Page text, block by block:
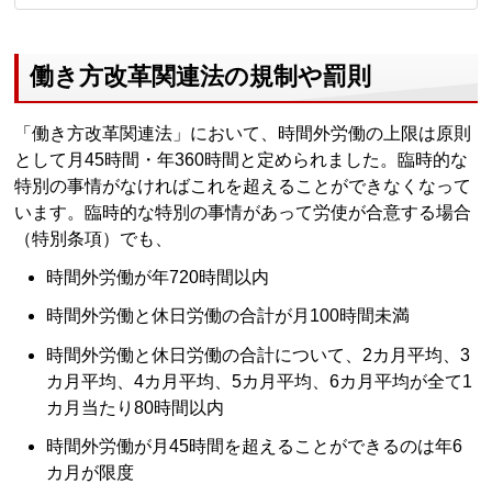
働き方改革関連法の規制や罰則
「働き方改革関連法」において、時間外労働の上限は原則
として月45時間・年360時間と定められました。臨時的な
特別の事情がなければこれを超えることができなくなって
います。臨時的な特別の事情があって労使が合意する場合
（特別条項）でも、
時間外労働が年720時間以内
時間外労働と休日労働の合計が月100時間未満
時間外労働と休日労働の合計について、2カ月平均、3
カ月平均、4カ月平均、5カ月平均、6カ月平均が全て1
カ月当たり80時間以内
時間外労働が月45時間を超えることができるのは年6
カ月が限度